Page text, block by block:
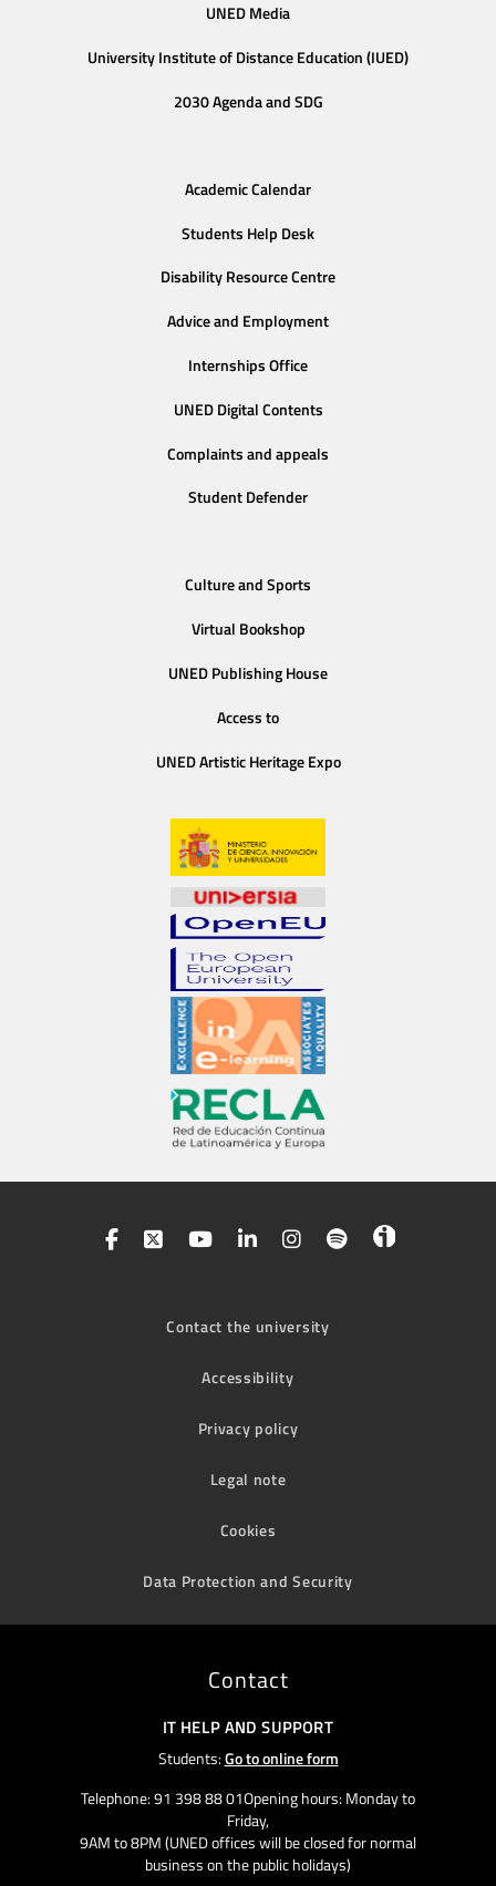
UNED Media
University Institute of Distance Education (IUED)
2030 Agenda and SDG
Academic Calendar
Students Help Desk
Disability Resource Centre
Advice and Employment
Internships Office
UNED Digital Contents
Complaints and appeals
Student Defender
Culture and Sports
Virtual Bookshop
UNED Publishing House
Access to
UNED Artistic Heritage Expo
Contact the university
Accessibility
Privacy policy
Legal note
Cookies
Data Protection and Security
Contact
IT HELP AND SUPPORT
Students:Go to online form
Telephone: 91 398 88 01Opening hours: Monday to
Friday,
9AM to 8PM (UNED offices will be closed for normal
business on the public holidays)